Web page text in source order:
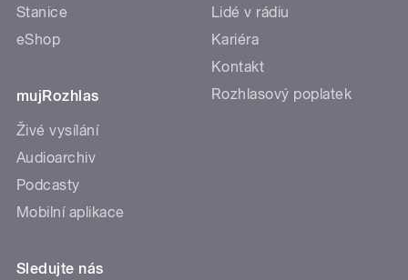
Stanice
eShop
mujRozhlas
Živé vysílání
Audioarchiv
Podcasty
Mobilní aplikace
Lidé v rádiu
Kariéra
Kontakt
Rozhlasový poplatek
Sledujte nás